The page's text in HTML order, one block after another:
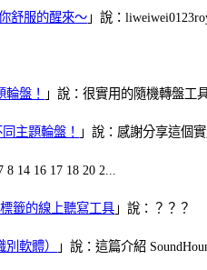
舒服的醒來～ 」說：
盤！ 」說：很實用的隨機轉盤工
主題輪盤！ 」說：感謝分享這個
8 14 16 17 18 20 2...
籤的線上聽寫工具 」說：？？？
軟體） 」說：這篇介紹